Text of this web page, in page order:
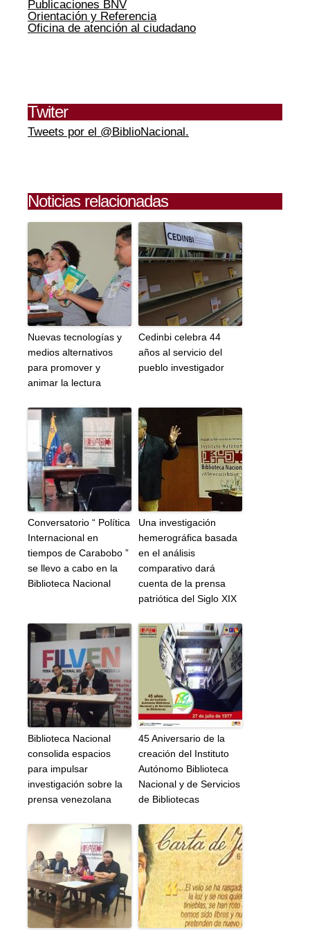
Publicaciones BNV
Orientación y Referencia
Oficina de atención al ciudadano
Twiter
Tweets por el @BiblioNacional.
Noticias relacionadas
Nuevas tecnologías y
medios alternativos
para promover y
animar la lectura
Cedinbi celebra 44
años al servicio del
pueblo investigador
Conversatorio “ Política
Internacional en
tiempos de Carabobo ”
se llevo a cabo en la
Biblioteca Nacional
Una investigación
hemerográfica basada
en el análisis
comparativo dará
cuenta de la prensa
patriótica del Siglo XIX
Biblioteca Nacional
consolida espacios
para impulsar
investigación sobre la
prensa venezolana
45 Aniversario de la
creación del Instituto
Autónomo Biblioteca
Nacional y de Servicios
de Bibliotecas